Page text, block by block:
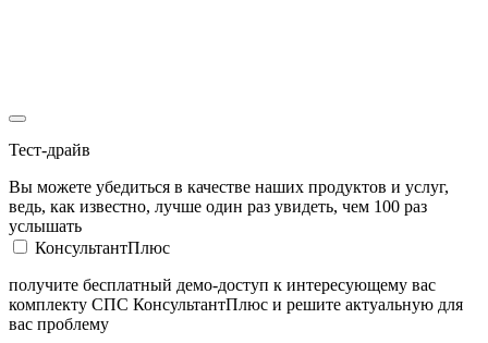
Тест-драйв
Вы можете убедиться в качестве наших продуктов и услуг,
ведь, как известно, лучше один раз увидеть, чем 100 раз
услышать
КонсультантПлюс
получите бесплатный демо-доступ к интересующему вас
комплекту СПС КонсультантПлюс и решите актуальную для
вас проблему